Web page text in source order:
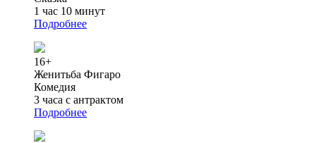
1 час 10 минут
Подробнее
16+
Женитьба Фигаро
Комедия
3 часа с антрактом
Подробнее